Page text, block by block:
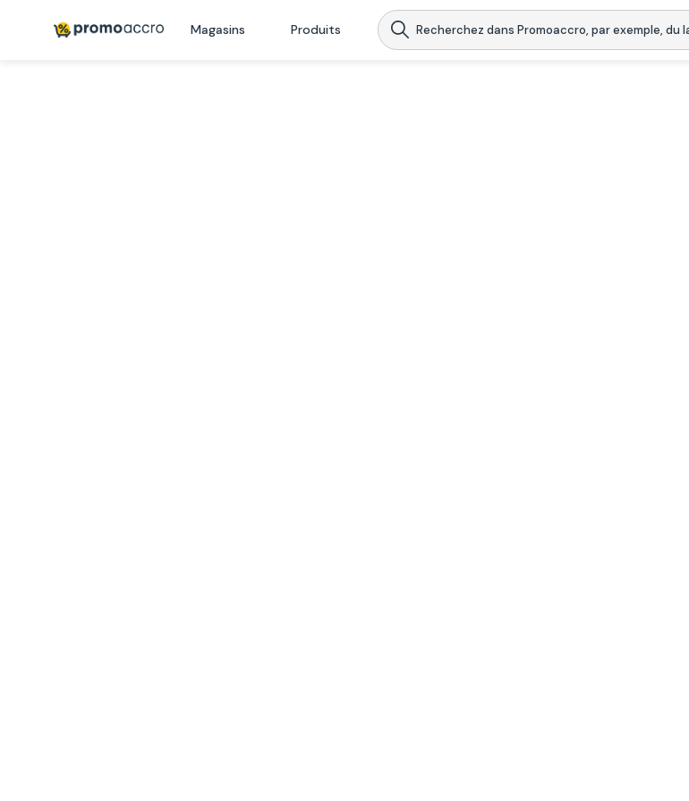
Magasins Produits